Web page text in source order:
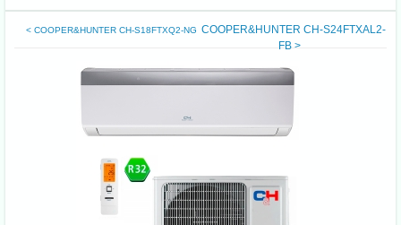
< COOPER&HUNTER CH-S18FTXQ2-NG COOPER&HUNTER CH-S24FTXAL2-
FB >